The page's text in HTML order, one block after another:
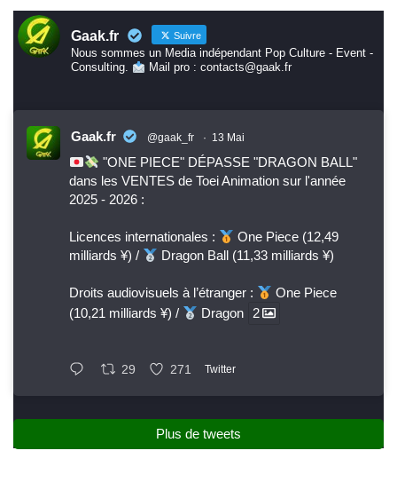
Gaak.fr Suivre
Nous sommes un Media indépendant Pop Culture - Event -
Consulting.
Mail pro : contacts@gaak.fr
Gaak.fr @gaak_fr · 13 Mai
"ONE PIECE" DÉPASSE "DRAGON BALL"
dans les VENTES de Toei Animation sur l'année
2025 - 2026 :
Licences internationales :
One Piece (12,49
milliards ¥) /
Dragon Ball (11,33 milliards ¥)
Droits audiovisuels à l’étranger :
One Piece
(10,21 milliards ¥) /
Dragon 2
29 271 Twitter
Plus de tweets